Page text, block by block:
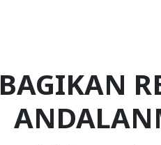
BAGIKAN